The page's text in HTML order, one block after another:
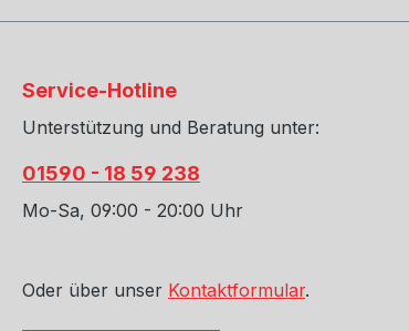
Service-Hotline
Unterstützung und Beratung unter:
01590 - 18 59 238
Mo-Sa, 09:00 - 20:00 Uhr
Oder über unser Kontaktformular.